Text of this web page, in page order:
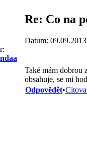
Re: Co na
Datum:
Také mám dobrou
obsahuje, se mi
Odpovědět•